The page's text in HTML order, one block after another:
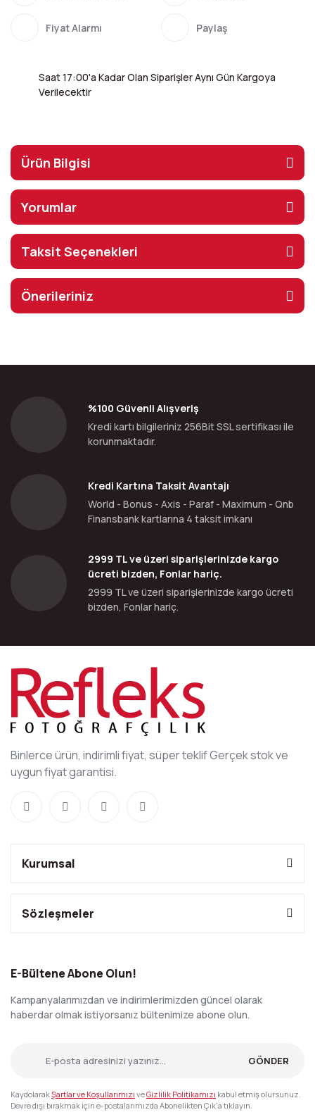
Fiyat Alarmı Paylaş
Saat 17:00'a Kadar Olan Siparişler Aynı Gün Kargoya
Verilecektir
Ürün Bilgisi
Yorumlar
Taksit Seçenekleri
Önerileriniz
%100 Güvenli Alışveriş
Kredi kartı bilgileriniz 256Bit SSL sertifikası ile
korunmaktadır.
Kredi Kartına Taksit Avantajı
World - Bonus - Axis - Paraf - Maximum - Qnb
Finansbank kartlarına 4 taksit imkanı
2999 TL ve üzeri siparişlerinizde kargo
ücreti bizden, Fonlar hariç.
2999 TL ve üzeri siparişlerinizde kargo ücreti
bizden, Fonlar hariç.
Binlerce ürün, indirimli fiyat, süper teklif Gerçek stok ve
uygun fiyat garantisi.
Kurumsal
Sözleşmeler
E-Bültene Abone Olun!
Kampanyalarımızdan ve indirimlerimizden güncel olarak
haberdar olmak istiyorsanız bültenimize abone olun.
GÖNDER
KaydolarakŞartlar ve Koşullarımızı veGizlilik Politikamızı kabul etmiş olursunuz.
Devre dışı bırakmak için e-postalarımızda Abonelikten Çık'a tıklayın.